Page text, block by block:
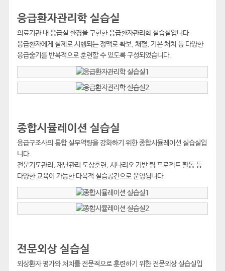
응급환자관리학 실습실
의료기관 내 응급실 환경을 구현한 응급환자관리학 실습실입니다.
응급환자에게 실제로 시행되는 정맥로 확보, 채혈, 기본 처치 등 다양한
응급술기를 반복적으로 훈련할 수 있도록 구성되었습니다.
종합시뮬레이션 실습실
응급구조사의 통합 실무역량을 강화하기 위한 종합시뮬레이션 실습실입
니다.
전문기도관리, 재난관리 도상훈련, 시나리오 기반 팀 프로젝트 활동 등
다양한 교육이 가능한 다목적 실습공간으로 운영됩니다.
전문외상 실습실
외상환자 평가와 처치를 전문적으로 훈련하기 위한 전문외상 실습실입